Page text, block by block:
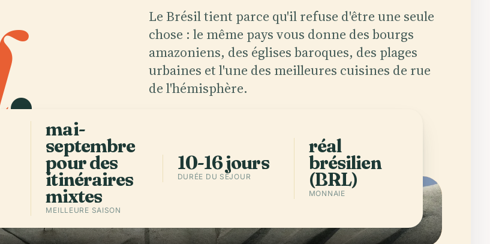
.
Le Brésil tient parce qu'il refuse d'être une seule
chose : le même pays vous donne des bourgs
amazoniens, des églises baroques, des plages
urbaines et l'une des meilleures cuisines de rue
de l'hémisphère.
mai-
septembre
pour des
itinéraires
mixtes
MEILLEURE SAISON
10-16 jours
DURÉE DU SÉJOUR
réal
brésilien
(BRL)
MONNAIE